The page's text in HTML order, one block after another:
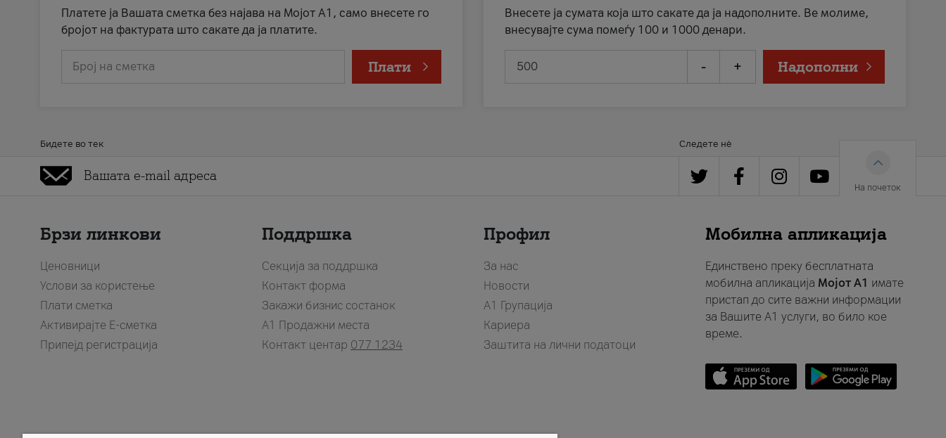
Платете ја Вашата сметка без најава на Мојот А1, само внесете го
бројот на фактурата што сакате да ја платите.
Број на сметка Плати
Внесете ја сумата која што сакате да ја надополните. Ве молиме,
внесувајте сума помеѓу 100 и 1000 денари.
- + Надополни
Бидете во тек Следете нè
На почеток
Брзи линкови
Ценовници
Услови за користење
Плати сметка
Активирајте Е-сметка
Припејд регистрација
Поддршка
Секција за поддршка
Контакт форма
Закажи бизнис состанок
A1 Продажни места
Контакт центар 077 1234
Профил
За нас
Новости
А1 Групација
Кариера
Заштита на лични податоци
Мобилна апликација
Единствено преку бесплатната
мобилна апликација Мојот A1 имате
пристап до сите важни информации
за Вашите A1 услуги, во било кое
време.